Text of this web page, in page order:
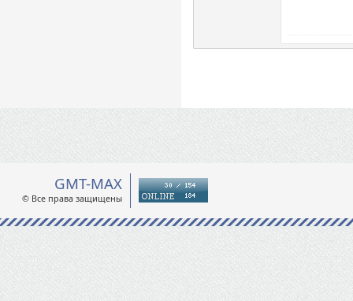
GMT-MAX
© Все права защищены